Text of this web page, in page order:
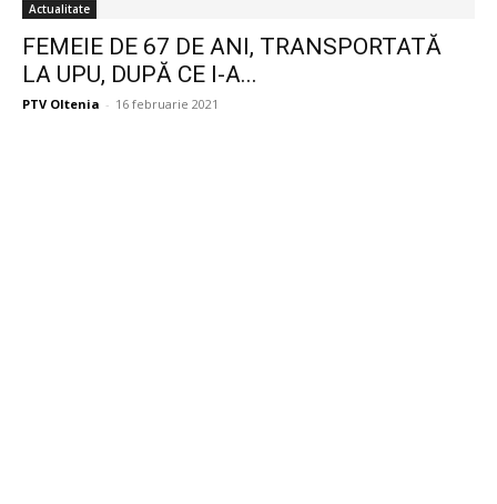
Actualitate
FEMEIE DE 67 DE ANI, TRANSPORTATĂ
LA UPU, DUPĂ CE I-A...
PTV Oltenia - 16 februarie 2021